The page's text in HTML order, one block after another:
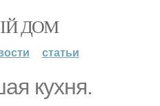
ДОМ
статьи
кухня.